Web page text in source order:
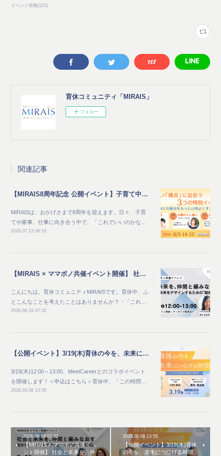
イベント情報(123)
育休コミュニティ「MIRAIS」
フォロー
関連記事
【MIRAIS8周年記念 公開イベント】子育て中のママ向け_家族との毎日をもっと心地よくする夏 新しい"視点"に出会う3つの特別イベント
MIRAISは、おかげさまで8周年を迎えます。日々、子育
てや家事、仕事に向き合う中で、「これでいいのかな…
2026.07.13 06:16
【MIRAIS × ママボノ共催イベント開催】 社会と未来を、仲間と編みなおす ～自分らしい未来をデザインするための“越境体験”～
こんにちは。育休コミュニティMIRAISです。育休中、ふ
とこんなことを考えたことはありませんか？・「これ…
2026.06.19 07:32
【公開イベント】3/19(木)育休の今を、未来につなげる時間 — キャリアとわたしをゆるく考えるトークイベント —
3/19(木)12:00～13:00、MeetCareerとのコラボイベント
を開催します！＜申込はこちら＞育休中、「この時間…
2026.03.08 13:59
2026.06.19 07:32
【MIRAIS × ママボノ共催イベ
ント開催】 社会と未来を、仲
2026.03.08 13:59
【公開イベント】3/19(木)育休
の今を、未来につなげる時間